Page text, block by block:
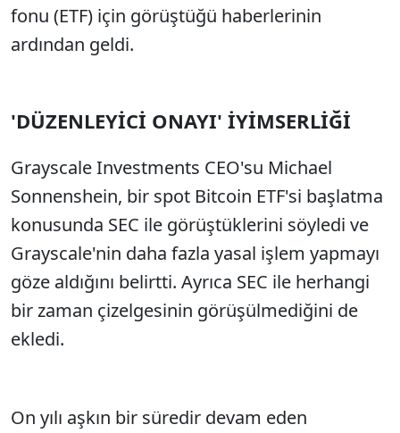
fonu (ETF) için görüştüğü haberlerinin
ardından geldi.
'DÜZENLEYİCİ ONAYI' İYİMSERLİĞİ
Grayscale Investments CEO'su Michael
Sonnenshein, bir spot Bitcoin ETF'si başlatma
konusunda SEC ile görüştüklerini söyledi ve
Grayscale'nin daha fazla yasal işlem yapmayı
göze aldığını belirtti. Ayrıca SEC ile herhangi
bir zaman çizelgesinin görüşülmediğini de
ekledi.
On yılı aşkın bir süredir devam eden